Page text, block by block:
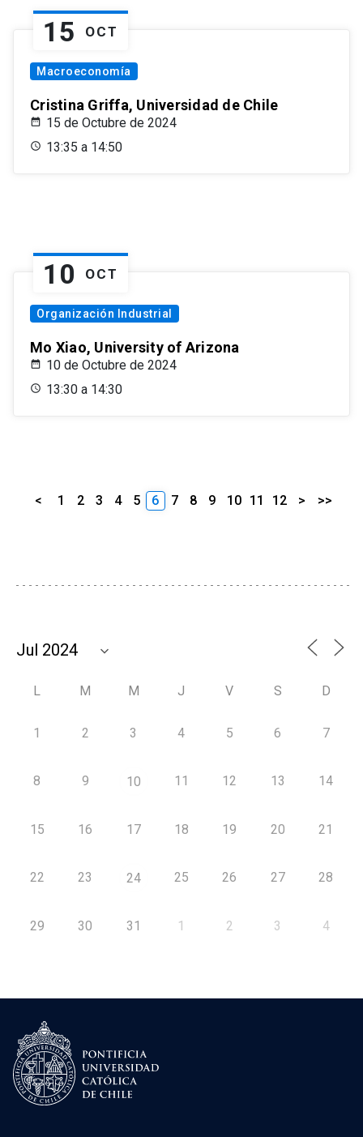
15 OCT
Macroeconomía
Cristina Griffa, Universidad de Chile
15 de Octubre de 2024
13:35 a 14:50
10 OCT
Organización Industrial
Mo Xiao, University of Arizona
10 de Octubre de 2024
13:30 a 14:30
< 1 2 3 4 5 6 7 8 9 10 11 12 > >>
L M M J V S D
1 2 3 4 5 6 7
8 9 10 11 12 13 14
15 16 17 18 19 20 21
22 23 24 25 26 27 28
29 30 31 1 2 3 4